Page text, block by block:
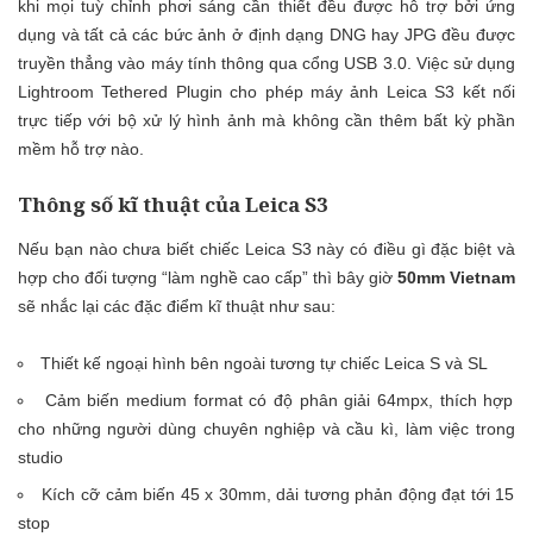
khi mọi tuỳ chỉnh phơi sáng cần thiết đều được hỗ trợ bởi ứng
dụng và tất cả các bức ảnh ở định dạng DNG hay JPG đều được
truyền thẳng vào máy tính thông qua cổng USB 3.0. Việc sử dụng
Lightroom Tethered Plugin cho phép máy ảnh Leica S3 kết nối
trực tiếp với bộ xử lý hình ảnh mà không cần thêm bất kỳ phần
mềm hỗ trợ nào.
Thông số kĩ thuật của Leica S3
Nếu bạn nào chưa biết chiếc Leica S3 này có điều gì đặc biệt và
hợp cho đối tượng “làm nghề cao cấp” thì bây giờ 50mm Vietnam
sẽ nhắc lại các đặc điểm kĩ thuật như sau:
Thiết kế ngoại hình bên ngoài tương tự chiếc Leica S và SL
Cảm biến medium format có độ phân giải 64mpx, thích hợp
cho những người dùng chuyên nghiệp và cầu kì, làm việc trong
studio
Kích cỡ cảm biến 45 x 30mm, dải tương phản động đạt tới 15
stop